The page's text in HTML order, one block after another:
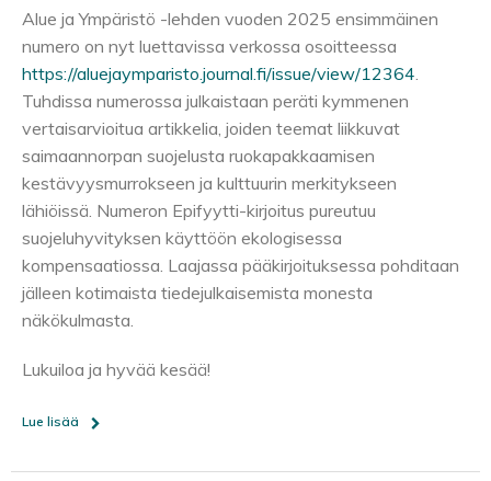
Alue ja Ympäristö -lehden vuoden 2025 ensimmäinen
numero on nyt luettavissa verkossa osoitteessa
https://aluejaymparisto.journal.fi/issue/view/12364.
Tuhdissa numerossa julkaistaan peräti kymmenen
vertaisarvioitua artikkelia, joiden teemat liikkuvat
saimaannorpan suojelusta ruokapakkaamisen
kestävyysmurrokseen ja kulttuurin merkitykseen
lähiöissä. Numeron Epifyytti-kirjoitus pureutuu
suojeluhyvityksen käyttöön ekologisessa
kompensaatiossa. Laajassa pääkirjoituksessa pohditaan
jälleen kotimaista tiedejulkaisemista monesta
näkökulmasta.
Lukuiloa ja hyvää kesää!
Lue lisää